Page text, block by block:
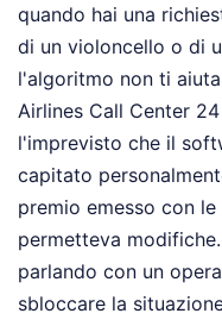
quando hai una
di un violoncello o di
l'algoritmo non ti
Airlines Call Center
l'imprevisto che il
capitato
premio emesso con
permetteva
parlando con un
sbloccare la